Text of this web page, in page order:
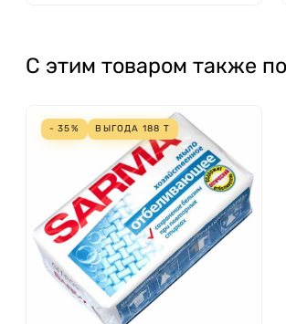
С этим товаром также
- 35% ВЫГОДА 188 Т